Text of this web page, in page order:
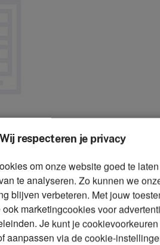
zoom_in
Zoom
Wij respecteren je privacy
om onze website goed te
te analyseren. Zo kunnen we
blijven verbeteren. Met jouw
marketingcookies voor
Je kunt je
aanpassen via de cookie-